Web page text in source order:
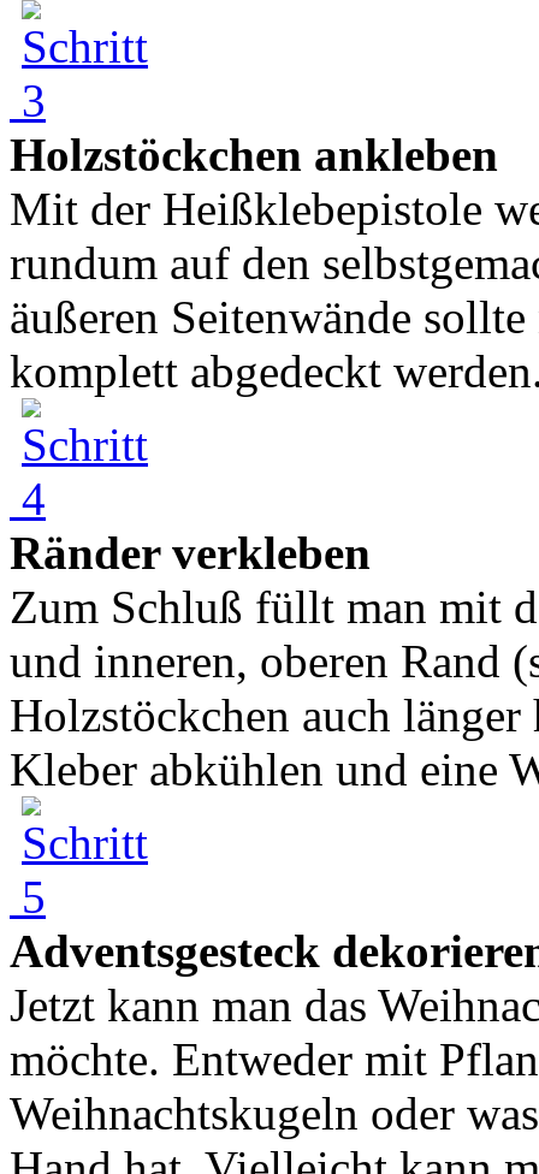
Holzstöckchen ankleben
Mit der Heißklebepistole
rundum auf den
äußeren Seitenwände
komplett abgedeckt
Ränder verkleben
Zum Schluß füllt man mit
und inneren, oberen Rand
Holzstöckchen auch
Kleber abkühlen und eine
Adventsgesteck
Jetzt kann man das
möchte. Entweder mit
Weihnachtskugeln oder